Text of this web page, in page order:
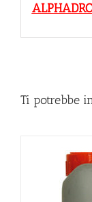
Ti potrebbe